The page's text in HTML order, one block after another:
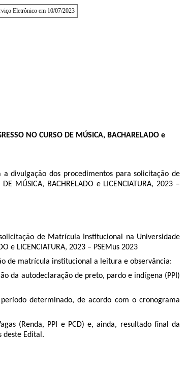
Eletrônico em 10/07/2023
NO CURSO DE MÚSICA, BACHARELADO e
divulgação dos procedimentos para solicitação de
MÚSICA, BACHRELADO e LICENCIATURA, 2023 –
de Matrícula Institucional na Universidade
e LICENCIATURA, 2023 – PSEMus 2023
de matrícula institucional a leitura e observância:
da autodeclaração de preto, pardo e indígena (PPI)
determinado, de acordo com o cronograma
(Renda, PPI e PCD) e, ainda, resultado final da
deste Edital.